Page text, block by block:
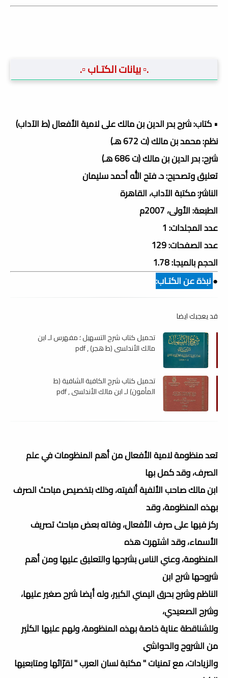
.▫️ بيانات الكتـاب ▫️.
• كتاب: شرح بدر الدين بن مالك على لامية الأفعال (ط الآداب)
نظم: محمد بن مالك (ت 672 هـ)
شرح: بدر الدين بن مالك (ت 686 هـ)
تعليق وتصحيح: د. فتح الله أحمد سليمان
الناشر: مكتبة الآداب، القاهرة
الطبعة: الأولى، 2007م
عدد المجلدات: 1
عدد الصفحات: 129
الحجم بالميجا: 1.78
●نبذة عن الكتـاب:
قد يعجبك ايضا
تحميل كتاب شرح التسهيل ؛ مفهرس لـ ابن
مالك الأندلسي (ط هجر) , pdf
تحميل كتاب شرح الكافية الشافية (ط
المأمون) لـ ابن مالك الأندلسي , pdf
تعد منظومة لامية الأفعال من أهم المنظومات في علم
الصرف، وقد كمل بها
ابن مالك صاحب الألفية ألفيته، وذلك بتخصيص مباحث الصرف
بهذه المنظومة، وقد
ركز فيها على صرف الأفعال، وفاته بعض مباحث تصريف
الأسماء، وقد اشتهرت هذه
المنظومة، وعني الناس بشرحها والتعليق عليها ومن أهم
شروحها شرح ابن
الناظم وشرح بحرق اليمني الكبير، وله أيضا شرح صغير عليها،
وشرح الصعيدي،
وللشناقطة عناية خاصة بهذه المنظومة، ولهم عليها الكثير
من الشروح والحواشي
والزيادات، مع تمنيات " مكتبة لسان العرب " لقرّائها ومتابعيها